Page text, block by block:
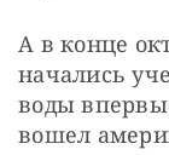
А в конце
начались
воды
вошел